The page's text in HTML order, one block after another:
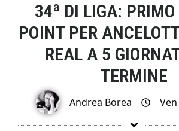
34ª DI LIGA:
POINT PER
REAL A 5
TERMINE
Andrea Borea